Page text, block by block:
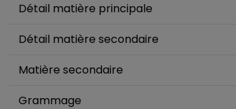
Détail matière principale
Détail matière secondaire
Matière secondaire
Grammage